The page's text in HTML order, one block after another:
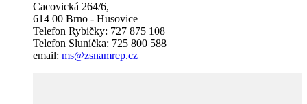
Cacovická 264/6,
614 00 Brno - Husovice
Telefon Rybičky: 727 875 108
Telefon Sluníčka: 725 800 588
email: ms@zsnamrep.cz